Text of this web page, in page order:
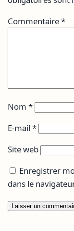
Commentaire*
Nom *
E-mail *
Site web
Enregistrer
dans le